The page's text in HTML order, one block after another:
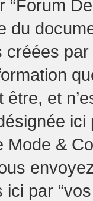
“Forum
du
créées
et
&
par